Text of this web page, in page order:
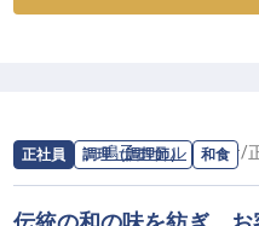
ーー【安心して長く働ける
正社員 調理（調理師） 和食
求人情報：鳴子ホテル の和食/